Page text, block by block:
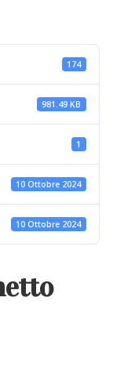
174
981.49 KB
1
10 Ottobre 2024
10 Ottobre 2024